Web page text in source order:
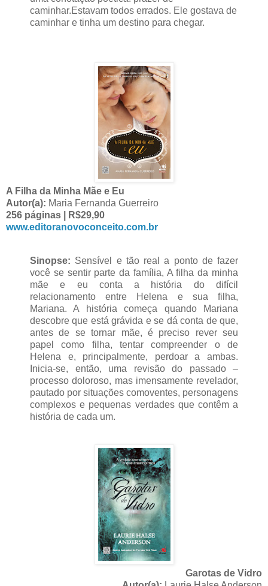
caminhar.Estavam todos errados. Ele gostava de
caminhar e tinha um destino para chegar.
A Filha da Minha Mãe e Eu
Autor(a): Maria Fernanda Guerreiro
256 páginas | R$29,90
www.editoranovoconceito.com.br
Sinopse: Sensível e tão real a ponto de fazer
você se sentir parte da família, A filha da minha
mãe e eu conta a história do difícil
relacionamento entre Helena e sua filha,
Mariana. A história começa quando Mariana
descobre que está grávida e se dá conta de que,
antes de se tornar mãe, é preciso rever seu
papel como filha, tentar compreender o de
Helena e, principalmente, perdoar a ambas.
Inicia-se, então, uma revisão do passado –
processo doloroso, mas imensamente revelador,
pautado por situações comoventes, personagens
complexos e pequenas verdades que contêm a
história de cada um.
Garotas de Vidro